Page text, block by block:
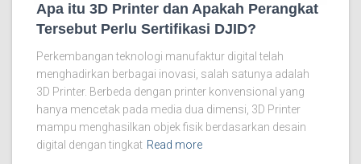
Apa itu 3D Printer dan Apakah Perangkat
Tersebut Perlu Sertifikasi DJID?
Perkembangan teknologi manufaktur digital telah
menghadirkan berbagai inovasi, salah satunya adalah
3D Printer. Berbeda dengan printer konvensional yang
hanya mencetak pada media dua dimensi, 3D Printer
mampu menghasilkan objek fisik berdasarkan desain
digital dengan tingkat Read more